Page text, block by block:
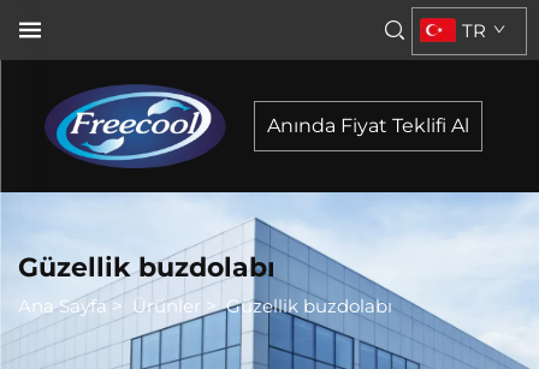
TR
Anında Fiyat Teklifi Al
Güzellik buzdolabı
Ana Sayfa > Ürünler >Güzellik buzdolabı